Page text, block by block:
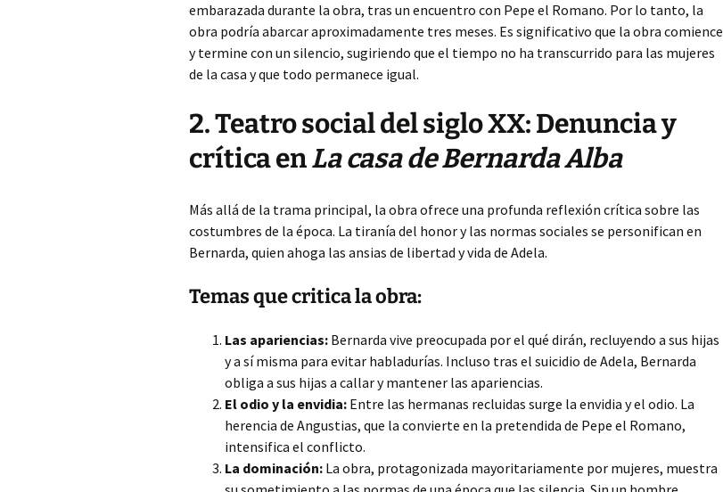
embarazada durante la obra, tras un encuentro con Pepe el Romano. Por lo tanto, la
obra podría abarcar aproximadamente tres meses. Es significativo que la obra comience
y termine con un silencio, sugiriendo que el tiempo no ha transcurrido para las mujeres
de la casa y que todo permanece igual.
2. Teatro social del siglo XX: Denuncia y
crítica enLa casa de Bernarda Alba
Más allá de la trama principal, la obra ofrece una profunda reflexión crítica sobre las
costumbres de la época. La tiranía del honor y las normas sociales se personifican en
Bernarda, quien ahoga las ansias de libertad y vida de Adela.
Temas que critica la obra:
Las apariencias: Bernarda vive preocupada por el qué dirán, recluyendo a sus hijas
y a sí misma para evitar habladurías. Incluso tras el suicidio de Adela, Bernarda
obliga a sus hijas a callar y mantener las apariencias.
El odio y la envidia: Entre las hermanas recluidas surge la envidia y el odio. La
herencia de Angustias, que la convierte en la pretendida de Pepe el Romano,
intensifica el conflicto.
La dominación: La obra, protagonizada mayoritariamente por mujeres, muestra